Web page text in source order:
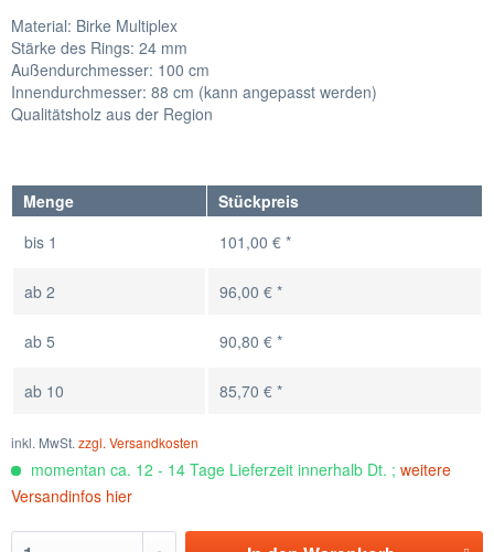
Material: Birke Multiplex
Stärke des Rings: 24 mm
Außendurchmesser: 100 cm
Innendurchmesser: 88 cm (kann angepasst werden)
Qualitätsholz aus der Region
Menge
Stückpreis
bis 1 101,00 € *
ab 2 96,00 € *
ab 5 90,80 € *
ab 10 85,70 € *
inkl. MwSt. zzgl. Versandkosten
momentan ca. 12 - 14 Tage Lieferzeit innerhalb Dt. ; weitere
Versandinfos hier